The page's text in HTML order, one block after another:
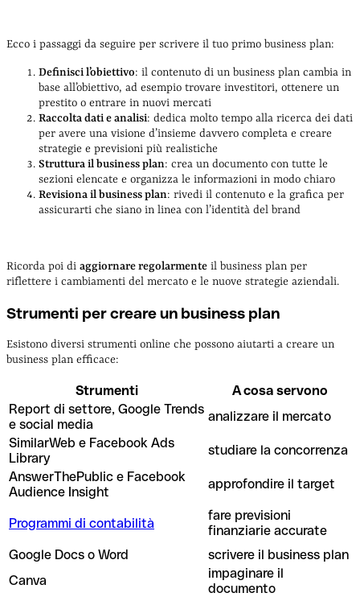
Ecco i passaggi da seguire per scrivere il tuo primo business plan:
Definisci l’obiettivo: il contenuto di un business plan cambia in
base all’obiettivo, ad esempio trovare investitori, ottenere un
prestito o entrare in nuovi mercati
Raccolta dati e analisi: dedica molto tempo alla ricerca dei dati
per avere una visione d’insieme davvero completa e creare
strategie e previsioni più realistiche
Struttura il business plan: crea un documento con tutte le
sezioni elencate e organizza le informazioni in modo chiaro
Revisiona il business plan: rivedi il contenuto e la grafica per
assicurarti che siano in linea con l’identità del brand
Ricorda poi di aggiornare regolarmente il business plan per
riflettere i cambiamenti del mercato e le nuove strategie aziendali.
Strumenti per creare un business plan
Esistono diversi strumenti online che possono aiutarti a creare un
business plan efficace:
Strumenti
A cosa servono
Report di settore, Google Trends
e social media
analizzare il mercato
SimilarWeb e Facebook Ads
Library
studiare la concorrenza
AnswerThePublic e Facebook
Audience Insight
approfondire il target
Programmi di contabilità
fare previsioni
finanziarie accurate
Google Docs o Word
scrivere il business plan
Canva
impaginare il
documento